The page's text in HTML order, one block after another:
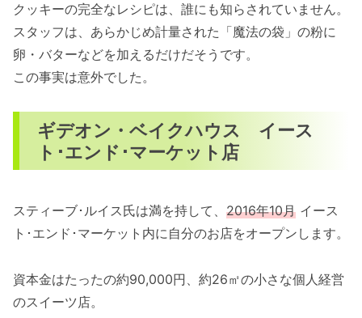
クッキーの完全なレシピは、誰にも知らされていません。
スタッフは、あらかじめ計量された「魔法の袋」の粉に
卵・バターなどを加えるだけだそうです。
この事実は意外でした。
ギデオン・ベイクハウス イース
ト･エンド･マーケット店
スティーブ･ルイス氏は満を持して、 2016年10月 イース
ト･エンド･マーケット内に自分のお店をオープンします。
資本金はたったの約90,000円、約26㎡の小さな個人経営
のスイーツ店。